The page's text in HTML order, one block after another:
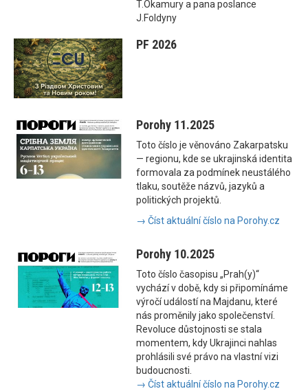
T.Okamury a pana poslance
J.Foldyny
PF 2026
Porohy 11.2025
Toto číslo je věnováno Zakarpatsku
— regionu, kde se ukrajinská identita
formovala za podmínek neustálého
tlaku, soutěže názvů, jazyků a
politických projektů.
→ Číst aktuální číslo na Porohy.cz
Porohy 10.2025
Toto číslo časopisu „Prah(y)“
vychází v době, kdy si připomínáme
výročí událostí na Majdanu, které
nás proměnily jako společenství.
Revoluce důstojnosti se stala
momentem, kdy Ukrajinci nahlas
prohlásili své právo na vlastní vizi
budoucnosti.
→ Číst aktuální číslo na Porohy.cz